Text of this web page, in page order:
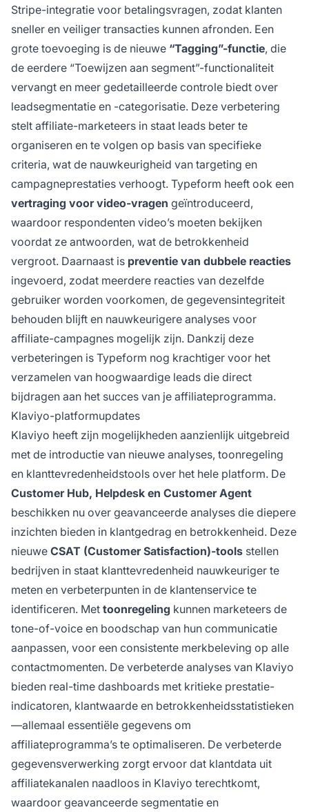
Stripe-integratie voor betalingsvragen, zodat klanten
sneller en veiliger transacties kunnen afronden. Een
grote toevoeging is de nieuwe “Tagging”-functie, die
de eerdere “Toewijzen aan segment”-functionaliteit
vervangt en meer gedetailleerde controle biedt over
leadsegmentatie en -categorisatie. Deze verbetering
stelt affiliate-marketeers in staat leads beter te
organiseren en te volgen op basis van specifieke
criteria, wat de nauwkeurigheid van targeting en
campagneprestaties verhoogt. Typeform heeft ook een
vertraging voor video-vragen geïntroduceerd,
waardoor respondenten video’s moeten bekijken
voordat ze antwoorden, wat de betrokkenheid
vergroot. Daarnaast is preventie van dubbele reacties
ingevoerd, zodat meerdere reacties van dezelfde
gebruiker worden voorkomen, de gegevensintegriteit
behouden blijft en nauwkeurigere analyses voor
affiliate-campagnes mogelijk zijn. Dankzij deze
verbeteringen is Typeform nog krachtiger voor het
verzamelen van hoogwaardige leads die direct
bijdragen aan het succes van je affiliateprogramma.
Klaviyo-platformupdates
Klaviyo heeft zijn mogelijkheden aanzienlijk uitgebreid
met de introductie van nieuwe analyses, toonregeling
en klanttevredenheidstools over het hele platform. De
Customer Hub, Helpdesk en Customer Agent
beschikken nu over geavanceerde analyses die diepere
inzichten bieden in klantgedrag en betrokkenheid. Deze
nieuwe CSAT (Customer Satisfaction)-tools stellen
bedrijven in staat klanttevredenheid nauwkeuriger te
meten en verbeterpunten in de klantenservice te
identificeren. Met toonregeling kunnen marketeers de
tone-of-voice en boodschap van hun communicatie
aanpassen, voor een consistente merkbeleving op alle
contactmomenten. De verbeterde analyses van Klaviyo
bieden real-time dashboards met kritieke prestatie-
indicatoren, klantwaarde en betrokkenheidsstatistieken
—allemaal essentiële gegevens om
affiliateprogramma’s te optimaliseren. De verbeterde
gegevensverwerking zorgt ervoor dat klantdata uit
affiliatekanalen naadloos in Klaviyo terechtkomt,
waardoor geavanceerde segmentatie en